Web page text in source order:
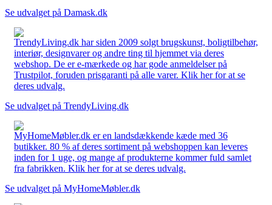
Se udvalget på Damask.dk
TrendyLiving.dk har siden 2009 solgt brugskunst, boligtilbehør,
interiør, designvarer og andre ting til hjemmet via deres
webshop. De er e-mærkede og har gode anmeldelser på
Trustpilot, foruden prisgaranti på alle varer. Klik her for at se
deres udvalg.
Se udvalget på TrendyLiving.dk
MyHomeMøbler.dk er en landsdækkende kæde med 36
butikker. 80 % af deres sortiment på webshoppen kan leveres
inden for 1 uge, og mange af produkterne kommer fuld samlet
fra fabrikken. Klik her for at se deres udvalg.
Se udvalget på MyHomeMøbler.dk